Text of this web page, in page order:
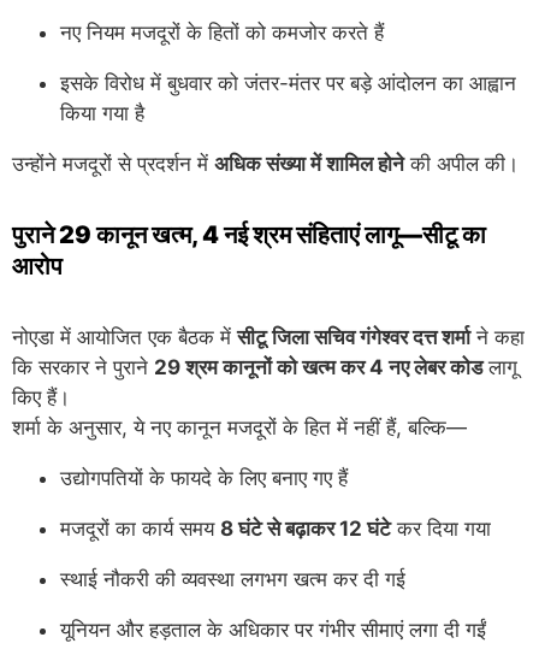
नए नियम मजदूरों के हितों को कमजोर करते हैं
इसके विरोध में बुधवार को जंतर-मंतर पर बड़े आंदोलन का आह्वान
किया गया है
उन्होंने मजदूरों से प्रदर्शन में अधिक संख्या में शामिल होनेकी अपील की।
पुराने 29 कानून खत्म, 4 नई श्रम संहिताएं लागू—सीटू का
आरोप
नोएडा में आयोजित एक बैठक मेंसीटू जिला सचिव गंगेश्वर दत्त शर्माने कहा
कि सरकार ने पुराने 29 श्रम कानूनों को खत्म कर 4 नए लेबर कोडलागू
किए हैं।
शर्मा के अनुसार, ये नए कानून मजदूरों के हित में नहीं हैं, बल्कि—
उद्योगपतियों के फायदे के लिए बनाए गए हैं
मजदूरों का कार्य समय 8 घंटे से बढ़ाकर 12 घंटेकर दिया गया
स्थाई नौकरी की व्यवस्था लगभग खत्म कर दी गई
यूनियन और हड़ताल के अधिकार पर गंभीर सीमाएं लगा दी गईं